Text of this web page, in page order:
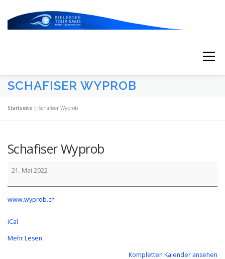
Menü
ESSEN/TRINKEN/SCHLAFEN
SCHAFISER WYPROB
Startseite »Schafiser Wyprob
Schafiser Wyprob
21. Mai 2022
www.wyprob.ch
iCal
Mehr Lesen
Kompletten Kalender ansehen